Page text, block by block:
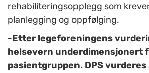
rehabiliteringsopplegg som
planlegging og oppfølging.
-Etter legeforeningens
helsevern underdimensjonert
pasientgruppen. DPS